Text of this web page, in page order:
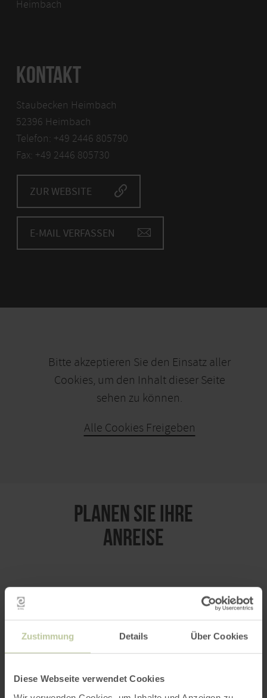
Zustimmung Details Über Cookies
Diese Webseite verwendet Cookies
Heimbach
KONTAKT
Staubecken Heimbach
52396 Heimbach
Telefon: +49 2446 805790
Fax: +49 2446 805730
ZUR WEBSITE
E-MAIL VERFASSEN
Bitte akzeptieren Sie den Einsatz aller
Cookies, um den Inhalt dieser Seite
sehen zu können.
Alle Cookies Freigeben
PLANEN SIE IHRE
ANREISE
Anfahrt von: